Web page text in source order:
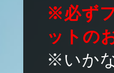
※必ず
ットの
※いか